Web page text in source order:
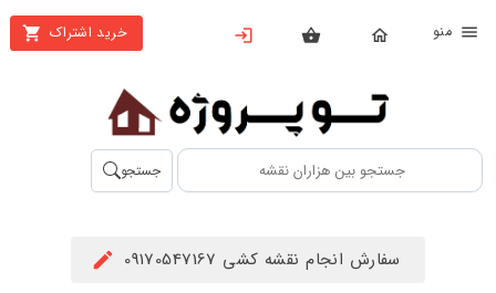
خرید اشتراک
بستن
محصولات
تهیه
اشتراک
جستجو
سفارش انجام نقشه کشی 09170547167